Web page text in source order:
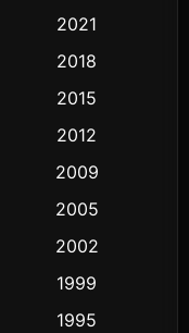
428
503
2021
2018
2015
2012
2009
2005
2002
1999
1995